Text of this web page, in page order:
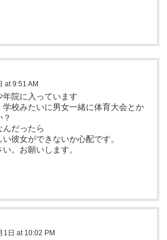
at 9:51 AM
年院に入っています
学校みたいに男女一緒に体育大会とか
？
んだったら
彼女ができないか心配です。
。お願いします。
1日 at 10:02 PM